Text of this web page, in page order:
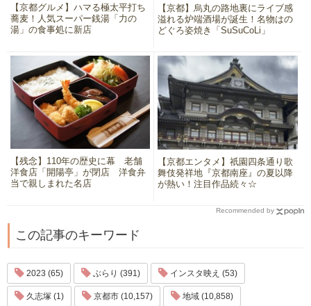
【京都グルメ】ハマる極太平打ち
蕎麦！人気スーパー銭湯「力の
湯」の食事処に新店
【京都】烏丸の路地裏にライブ感
溢れる炉端酒場が誕生！名物はの
どぐろ姿焼き「SuSuCoLi」
【残念】110年の歴史に幕 老舗
洋食店「開陽亭」が閉店 洋食弁
当で親しまれた名店
【京都エンタメ】祇園四条通り歌
舞伎発祥地『京都南座』の夏以降
が熱い！注目作品続々☆
Recommended by
この記事のキーワード
2023 (65) ぶらり (391) インスタ映え (53)
久志塚 (1) 京都市 (10,157) 地域 (10,858)